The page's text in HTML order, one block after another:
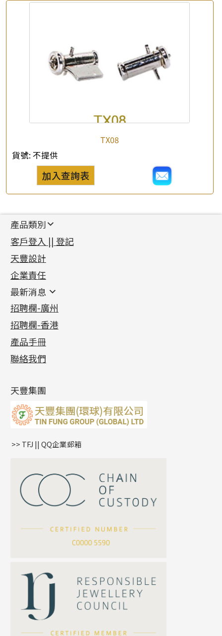
TX08
貨號: 不提供
加入查詢表
公司名稱
聯絡電話
產品類別
新產品
足金系列
足金配件
機織鏈系列
珠仔鏈
镶口链
管狀網鏈
十字車花鏈系列
十字閃O鏈系列
十字錘打鏈系列
側身車花鏈系列
側身鏈系列
雙十字鏈系列
水波鏈系列
蛇骨鏈系列
鏈尾系列
嘴唇鏈系列
S車花鏈系列
珍珠鏈系列
坦克鏈系列
滿天星鏈系列
方假繩鏈系列
首飾配件
耳環類配件
卷迫系列
螺絲迫系列
梅花迫系列
平臺迫系列
綫拍系列
美拍系列
耳環扣系列
耳綫/耳鈎系列
耳環爪頭
耳環
鏈類配件
動感車花吊墜
調節珠系列
生圈扣系列
龍蝦扣系列
鴨俐制系列
字母吊墜
相盒吊墜
項鏈吊墜
生肖吊墜
星座吊墜
珠扣
其他類配件
珠盤系列
袖口鈕系列
焊片及鐳射綫
空心車花管
珠類配件
無孔光身珠
空心光身珠
無孔批花珠
鑲口類
四爪頭系列
六爪頭系列
車花片
動感車花片
鑲口戒指
鑲口手鏈系列
首飾系列
手镯系列
戒指系列
空心耳環
空心车花管首饰链
空心手鐲系列
貴金屬原料
千足金
記憶金屬系列
記憶戒指
拉簧珠珠手鏈
記憶鈦手鐲
客戶登入 || 登記
天豐設計
企業責任
最新消息
最新消息
各項證書(2)
相片集(9)
展覽會資訊
最新產品資訊
招聘欄-廣州
招聘欄-香港
產品手冊
聯絡我們
天豐集團
>> TFJ || QQ企業郵箱